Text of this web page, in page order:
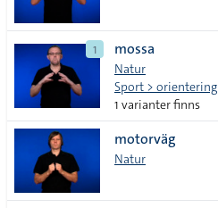
1 mossa
Natur
Sport > orientering
1 varianter finns
motorväg
Natur